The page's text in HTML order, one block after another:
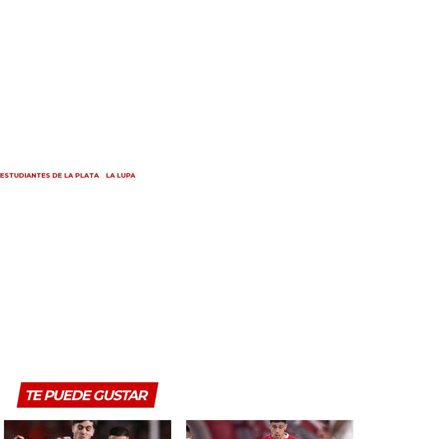
ESTUDIANTES DE LA PLATA
LA LUPA
TE PUEDE GUSTAR